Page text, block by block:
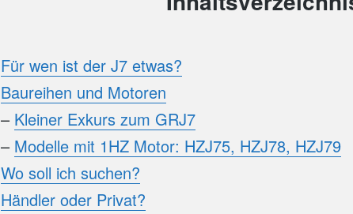
Für wen ist der J7 etwas?
Baureihen und Motoren
– Kleiner Exkurs zum GRJ7
– Modelle mit 1HZ Motor: HZJ75, HZJ78, HZJ79
Wo soll ich suchen?
Händler oder Privat?